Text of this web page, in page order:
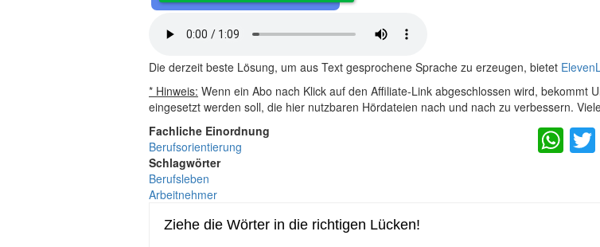
Die derzeit beste Lösung, um aus Text gesprochene Sprache zu erzeugen, bietet
* Hinweis: Wenn ein Abo nach Klick auf den Affiliate-Link abgeschlossen wird, bekommt
eingesetzt werden soll, die hier nutzbaren Hördateien nach und nach zu verbessern.
Fachliche Einordnung
Berufsorientierung
Schlagwörter
Berufsleben
Arbeitnehmer